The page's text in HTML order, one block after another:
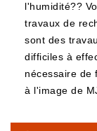
l'humidité??
travaux de
sont des
difficiles à
nécessaire de
à l'image de